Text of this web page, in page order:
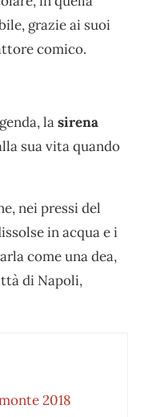
grazie ai suoi
comico.
lasirena
sua vita quando
nei pressi del
in acqua e i
come una dea,
di Napoli,
2018